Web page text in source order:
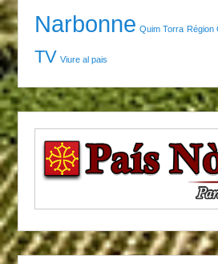
Narbonne Quim Torra Région
TV Viure al pais